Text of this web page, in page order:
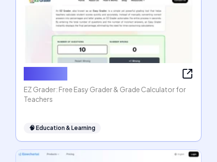
EZ Grader: Free Easy Grader & Grade Calculator for
Teachers
🧠 Education & Learning